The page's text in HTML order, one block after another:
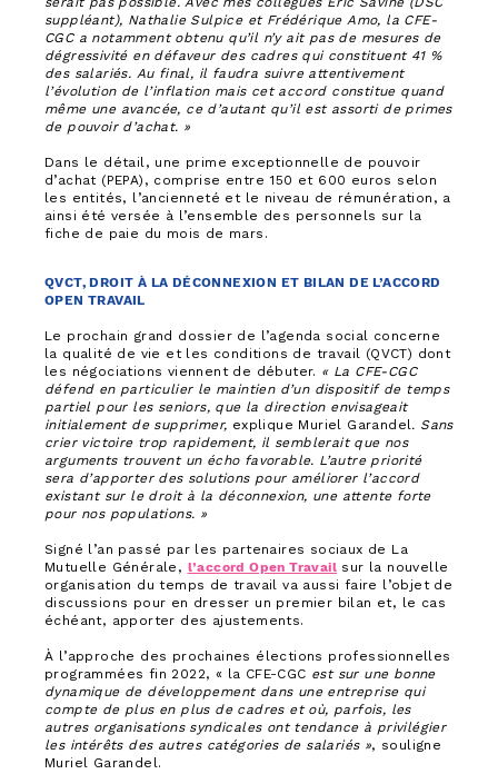
suppléant), Nathalie Sulpice et Frédérique Amo, la CFE-
CGC a notamment obtenu qu’il n’y ait pas de mesures de
dégressivité en défaveur des cadres qui constituent 41 %
des salariés. Au final, il faudra suivre attentivement
l’évolution de l’inflation mais cet accord constitue quand
même une avancée, ce d’autant qu’il est assorti de primes
de pouvoir d’achat. »
Dans le détail, une prime exceptionnelle de pouvoir
d’achat (PEPA), comprise entre 150 et 600 euros selon
les entités, l’ancienneté et le niveau de rémunération, a
ainsi été versée à l’ensemble des personnels sur la
fiche de paie du mois de mars.
QVCT, DROIT À LA DÉCONNEXION ET BILAN DE L’ACCORD
OPEN TRAVAIL
Le prochain grand dossier de l’agenda social concerne
la qualité de vie et les conditions de travail (QVCT) dont
les négociations viennent de débuter. « La CFE-CGC
défend en particulier le maintien d’un dispositif de temps
partiel pour les seniors, que la direction envisageait
initialement de supprimer, explique Muriel Garandel. Sans
crier victoire trop rapidement, il semblerait que nos
arguments trouvent un écho favorable. L’autre priorité
sera d’apporter des solutions pour améliorer l’accord
existant sur le droit à la déconnexion, une attente forte
pour nos populations. »
Signé l’an passé par les partenaires sociaux de La
Mutuelle Générale, l’accord Open Travail sur la nouvelle
organisation du temps de travail va aussi faire l’objet de
discussions pour en dresser un premier bilan et, le cas
échéant, apporter des ajustements.
À l’approche des prochaines élections professionnelles
programmées fin 2022, « la CFE-CGC est sur une bonne
dynamique de développement dans une entreprise qui
compte de plus en plus de cadres et où, parfois, les
autres organisations syndicales ont tendance à privilégier
les intérêts des autres catégories de salariés », souligne
Muriel Garandel.